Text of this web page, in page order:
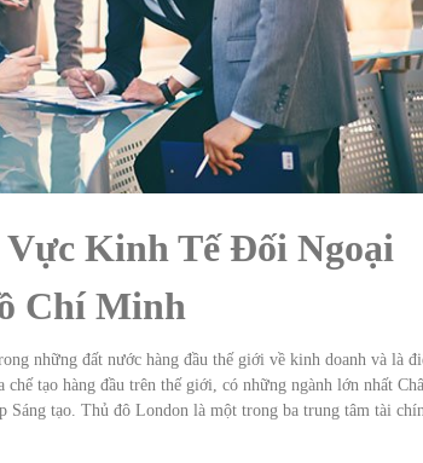
Kinh Tế Đối Ngoại
Chí Minh
những đất nước hàng đầu thế giới về kinh doanh và là
tạo hàng đầu trên thế giới, có những ngành lớn nhất
tạo. Thủ đô London là một trong ba trung tâm tài